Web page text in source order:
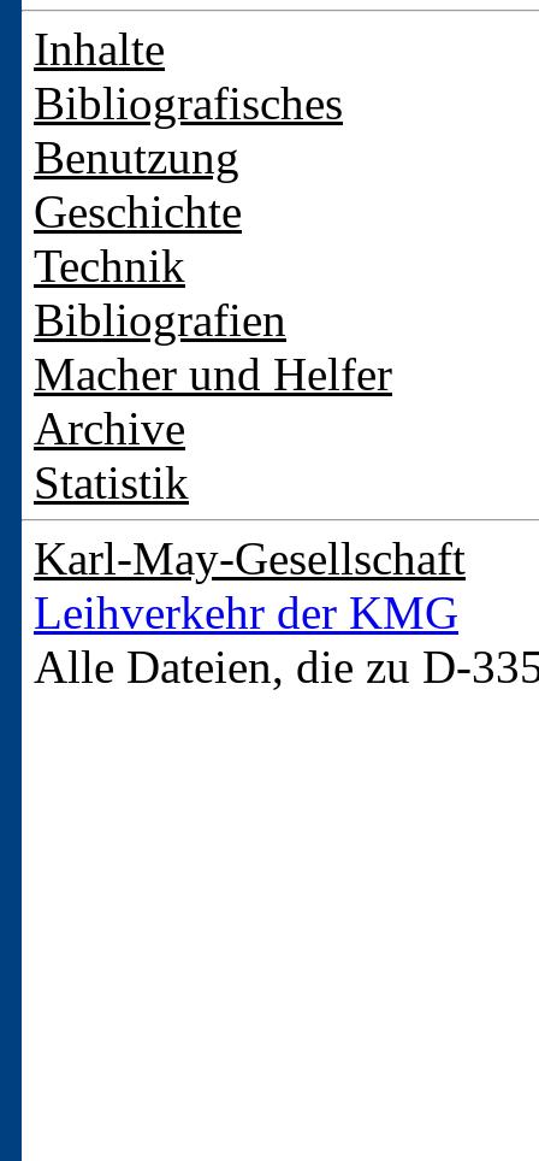
Inhalte
Bibliografisches
Benutzung
Geschichte
Technik
Bibliografien
Macher und Helfer
Archive
Statistik
Karl-May-Gesellschaft
Leihverkehr der KMG
Alle Dateien, die zu D-